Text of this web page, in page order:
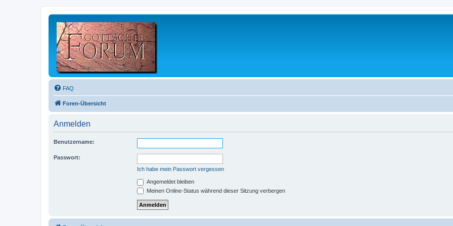
FAQ
Foren-Übersicht
Anmelden
Benutzername:
Passwort:
Ich habe mein Passwort vergessen
Angemeldet bleiben
Meinen Online-Status während dieser Sitzung verbergen